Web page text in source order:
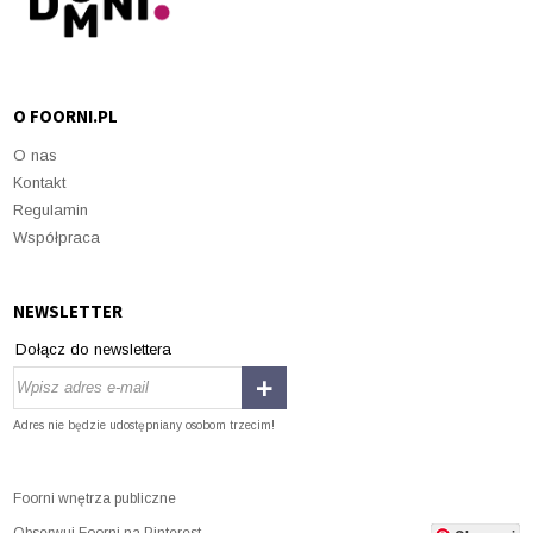
O FOORNI.PL
O nas
Kontakt
Regulamin
Współpraca
NEWSLETTER
Dołącz do newslettera
Adres nie będzie udostępniany osobom trzecim!
Foorni wnętrza publiczne